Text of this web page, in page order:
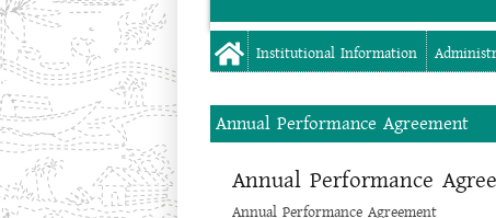
Institutional Information
Annual Performance Agreement
Annual Performance
Annual Performance Agreement